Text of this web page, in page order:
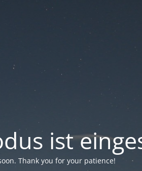
ist
Thank you for your patience!